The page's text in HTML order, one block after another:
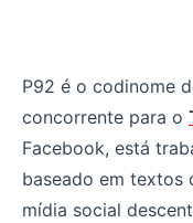
A Meta está
P92 é o codinome
concorrente para o
Facebook, está
baseado em textos
mídia social